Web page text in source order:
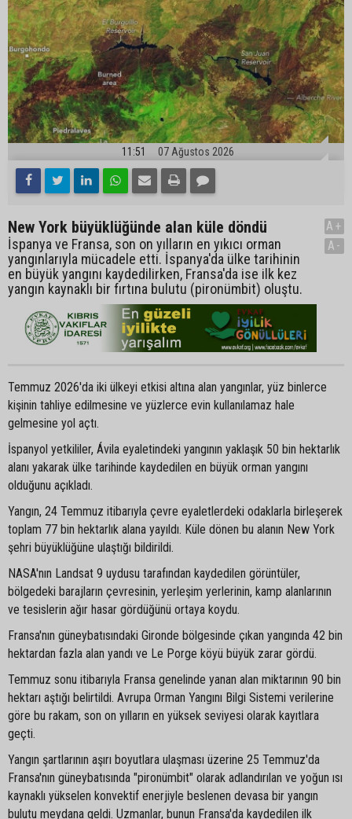
11:51 07 Ağustos 2026
New York büyüklüğünde alan küle döndü
İspanya ve Fransa, son on yılların en yıkıcı orman
yangınlarıyla mücadele etti. İspanya'da ülke tarihinin
en büyük yangını kaydedilirken, Fransa'da ise ilk kez
yangın kaynaklı bir fırtına bulutu (pironümbit) oluştu.
A+
A-
Temmuz 2026'da iki ülkeyi etkisi altına alan yangınlar, yüz binlerce
kişinin tahliye edilmesine ve yüzlerce evin kullanılamaz hale
gelmesine yol açtı.
İspanyol yetkililer, Ávila eyaletindeki yangının yaklaşık 50 bin hektarlık
alanı yakarak ülke tarihinde kaydedilen en büyük orman yangını
olduğunu açıkladı.
Yangın, 24 Temmuz itibarıyla çevre eyaletlerdeki odaklarla birleşerek
toplam 77 bin hektarlık alana yayıldı. Küle dönen bu alanın New York
şehri büyüklüğüne ulaştığı bildirildi.
NASA'nın Landsat 9 uydusu tarafından kaydedilen görüntüler,
bölgedeki barajların çevresinin, yerleşim yerlerinin, kamp alanlarının
ve tesislerin ağır hasar gördüğünü ortaya koydu.
Fransa'nın güneybatısındaki Gironde bölgesinde çıkan yangında 42 bin
hektardan fazla alan yandı ve Le Porge köyü büyük zarar gördü.
Temmuz sonu itibarıyla Fransa genelinde yanan alan miktarının 90 bin
hektarı aştığı belirtildi. Avrupa Orman Yangını Bilgi Sistemi verilerine
göre bu rakam, son on yılların en yüksek seviyesi olarak kayıtlara
geçti.
Yangın şartlarının aşırı boyutlara ulaşması üzerine 25 Temmuz'da
Fransa'nın güneybatısında "pironümbit" olarak adlandırılan ve yoğun ısı
kaynaklı yükselen konvektif enerjiyle beslenen devasa bir yangın
bulutu meydana geldi. Uzmanlar, bunun Fransa'da kaydedilen ilk